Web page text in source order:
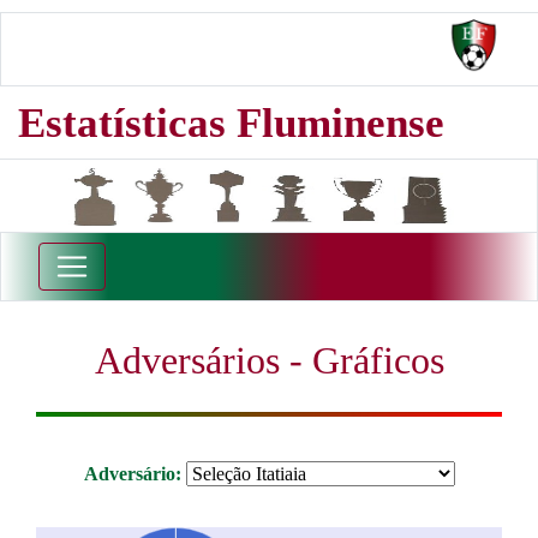
Estatísticas Fluminense
Adversários - Gráficos
Adversário: